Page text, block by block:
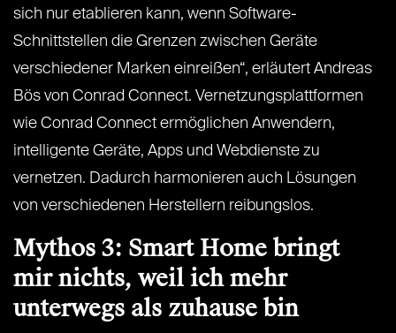
sich nur etablieren kann, wenn Software-
Schnittstellen die Grenzen zwischen Geräte
verschiedener Marken einreißen“, erläutert Andreas
Bös von Conrad Connect. Vernetzungsplattformen
wie Conrad Connect ermöglichen Anwendern,
intelligente Geräte, Apps und Webdienste zu
vernetzen. Dadurch harmonieren auch Lösungen
von verschiedenen Herstellern reibungslos.
Mythos 3: Smart Home bringt
mir nichts, weil ich mehr
unterwegs als zuhause bin